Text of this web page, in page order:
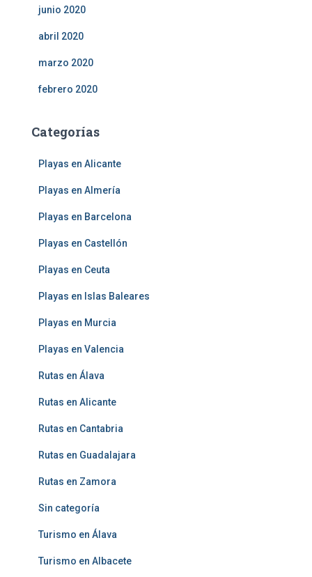
junio 2020
abril 2020
marzo 2020
febrero 2020
Categorías
Playas en Alicante
Playas en Almería
Playas en Barcelona
Playas en Castellón
Playas en Ceuta
Playas en Islas Baleares
Playas en Murcia
Playas en Valencia
Rutas en Álava
Rutas en Alicante
Rutas en Cantabria
Rutas en Guadalajara
Rutas en Zamora
Sin categoría
Turismo en Álava
Turismo en Albacete